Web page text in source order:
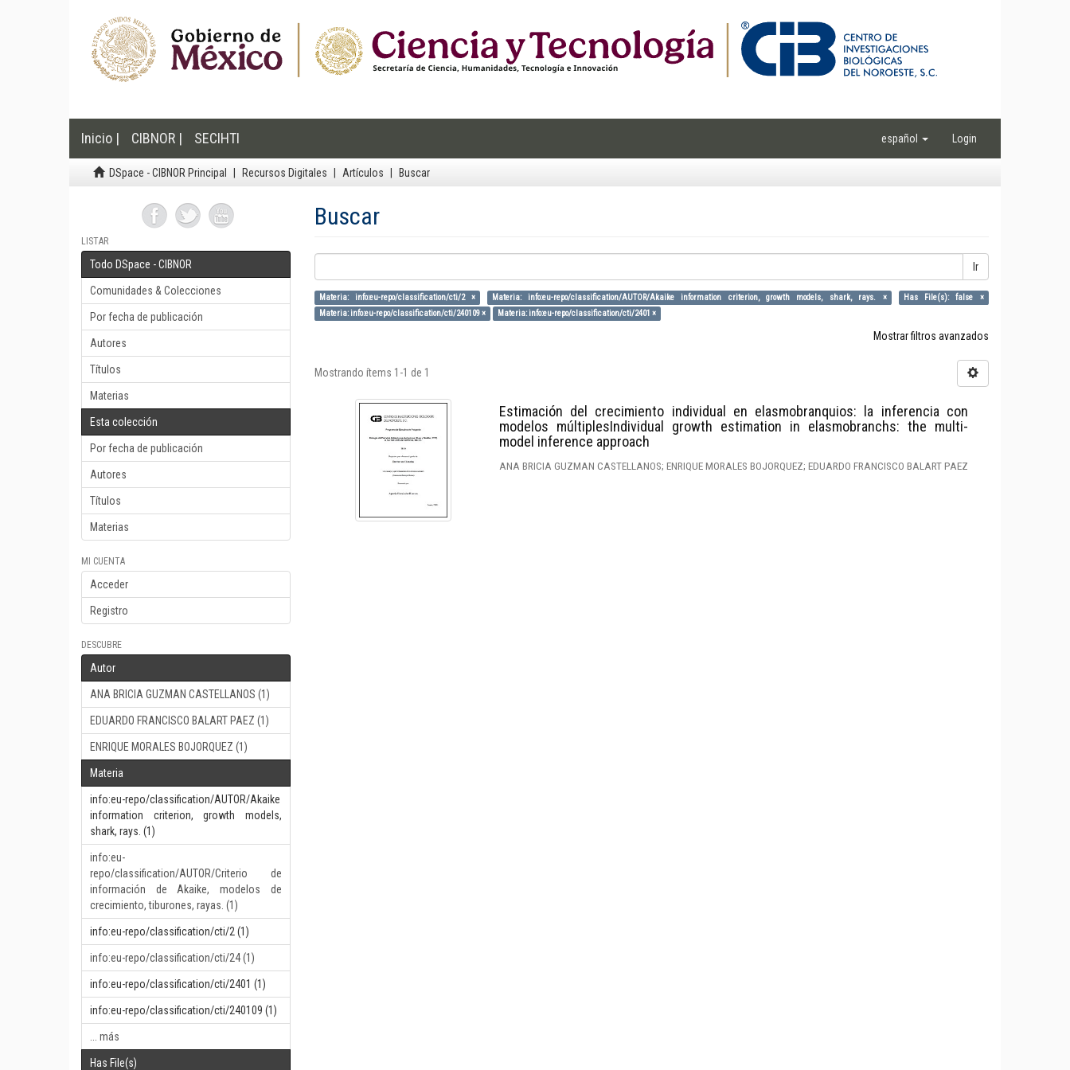
Inicio | CIBNOR | SECIHTI español Login
DSpace - CIBNOR Principal Recursos Digitales Artículos Buscar
LISTAR
Todo DSpace - CIBNOR
Comunidades & Colecciones
Por fecha de publicación
Autores
Títulos
Materias
Esta colección
Por fecha de publicación
Autores
Títulos
Materias
MI CUENTA
Acceder
Registro
DESCUBRE
Autor
ANA BRICIA GUZMAN CASTELLANOS (1)
EDUARDO FRANCISCO BALART PAEZ (1)
ENRIQUE MORALES BOJORQUEZ (1)
Materia
info:eu-repo/classification/AUTOR/Akaike
information criterion, growth models,
shark, rays. (1)
info:eu-
repo/classification/AUTOR/Criterio de
información de Akaike, modelos de
crecimiento, tiburones, rayas. (1)
info:eu-repo/classification/cti/2 (1)
info:eu-repo/classification/cti/24 (1)
info:eu-repo/classification/cti/2401 (1)
info:eu-repo/classification/cti/240109 (1)
... más
Has File(s)
Buscar
Ir
Materia: info:eu-repo/classification/cti/2 × Materia: info:eu-repo/classification/AUTOR/Akaike information criterion, growth models, shark, rays. ×
Has File(s): false ×
Materia: info:eu-repo/classification/cti/240109 ×
Materia: info:eu-repo/classification/cti/2401 ×
Mostrar filtros avanzados
Mostrando ítems 1-1 de 1
Estimación del crecimiento individual en elasmobranquios: la inferencia con
modelos múltiplesIndividual growth estimation in elasmobranchs: the multi-
model inference approach
ANA BRICIA GUZMAN CASTELLANOS; ENRIQUE MORALES BOJORQUEZ; EDUARDO FRANCISCO BALART PAEZ